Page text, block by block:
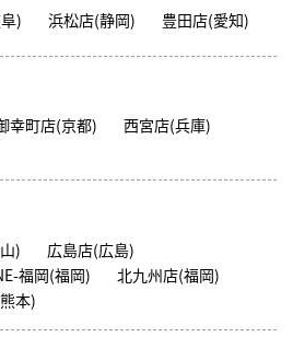
) 浜松店(静岡) 豊田店(愛知)
幸町店(京都)
西宮店(兵庫)
)
広島店(広島)
福岡(福岡)
北九州店(福岡)
本)